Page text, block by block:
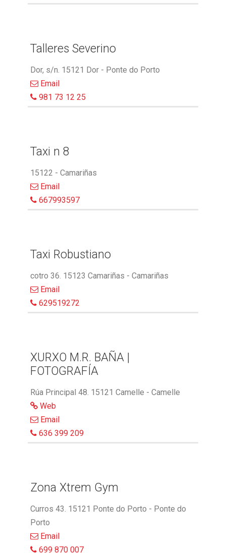
Talleres Severino
Dor, s/n. 15121 Dor - Ponte do Porto
Email
981 73 12 25
Taxi n 8
15122 - Camariñas
Email
667993597
Taxi Robustiano
cotro 36. 15123 Camariñas - Camariñas
Email
629519272
XURXO M.R. BAÑA |
FOTOGRAFÍA
Rúa Principal 48. 15121 Camelle - Camelle
Web
Email
636 399 209
Zona Xtrem Gym
Curros 43. 15121 Ponte do Porto - Ponte do
Porto
Email
699 870 007